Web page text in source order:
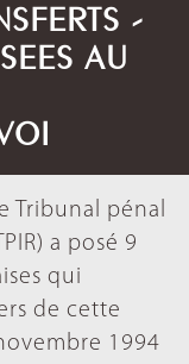
-
AU
Tribunal pénal
a posé 9
qui
de cette
1994